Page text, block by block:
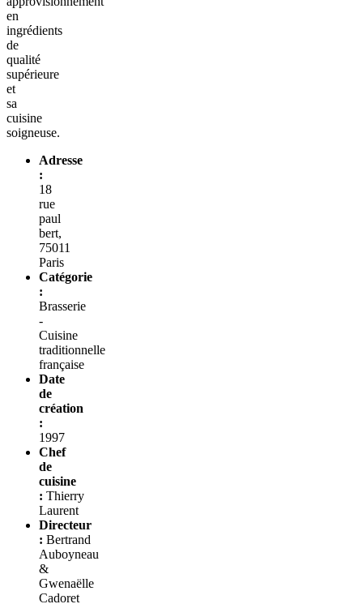
en
ingrédients
de
qualité
supérieure
et
sa
cuisine
soigneuse.
Adresse
:
18
rue
paul
bert,
75011
Paris
Catégorie
:
Brasserie
-
Cuisine
traditionnelle
française
Date
de
création
:
1997
Chef
de
cuisine
: Thierry
Laurent
Directeur
: Bertrand
Auboyneau
&
Gwenaëlle
Cadoret